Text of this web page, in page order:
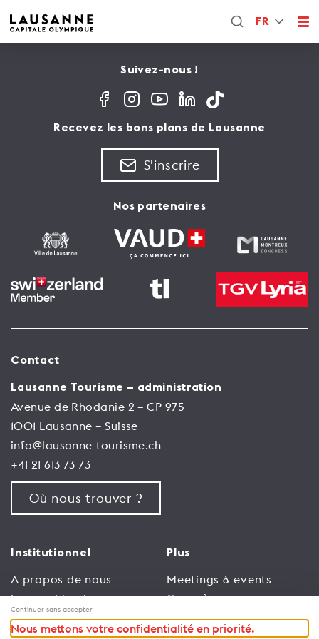
FR
Suivez-nous !
Recevez les bons plans de Lausanne
S'inscrire
Nos partenaires
Contact
Lausanne Tourisme – administration
Avenue de Rhodanie 2 – CP 975
1001 Lausanne – Suisse
info@lausanne-tourisme.ch
+41 21 613 73 73
Où nous trouver ?
Institutionnel
A propos de nous
Espace Membres
Emploi
Plus
Meetings & events
Congrès
Trade
Continuer sans accepter
Nous mettons votre confidentialité en priorité.